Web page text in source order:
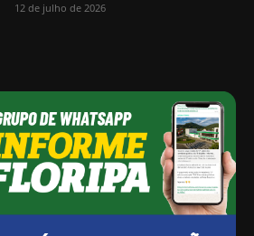
12 de julho de 2026